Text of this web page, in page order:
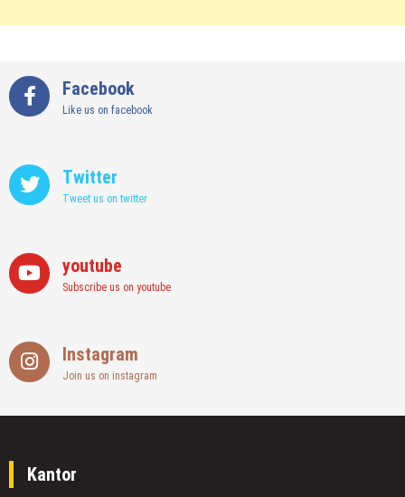
Facebook
Like us on facebook
Twitter
Tweet us on twitter
youtube
Subscribe us on youtube
Instagram
Join us on instagram
Kantor